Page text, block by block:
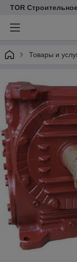
TOR
Товары и